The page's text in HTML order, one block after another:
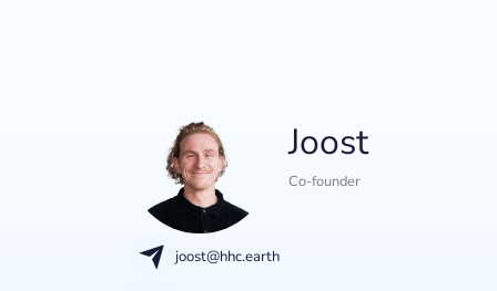
Joost
Co-founder
joost@hhc.earth